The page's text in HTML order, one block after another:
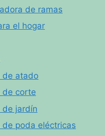
de ramas
el hogar
de atado
de corte
de jardín
poda eléctricas